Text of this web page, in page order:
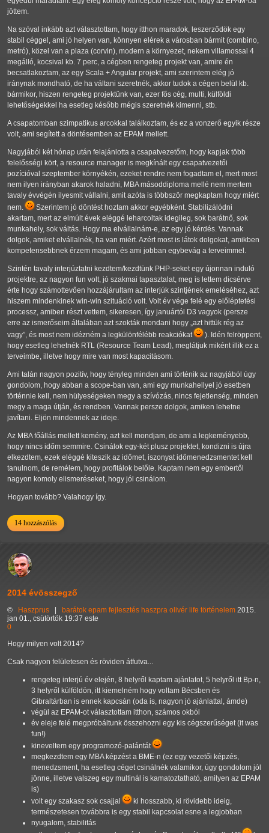
jöttem.
Na szóval inkább azt választottam, hogy itthon maradok, leszerződök egy
stabil céggel, ami jó helyen van, könnyen elérek a városban bármit (combino,
metró), közel van a plaza (corvin), modern a környezet, nekem villamossal 4
megálló, kocsival kb. 7 perc, a cégben rengeteg projekt van, amire én
becsatlakoztam, az egy Scala + Angular projekt, ami szerintem elég jó
iránynak mondható, de ha váltani szeretnék, akkor tudok a cégen belül kb.
bármikor, hiszen rengeteg projektünk van, ezer fős cég, multi, külföldi
lehetőségekkel ha esetleg később mégis szeretnék kimenni, stb.
A csapatomban szimpatikus arcokkal találkoztam, és ez a vonzerő egyik része
volt, ami segített a döntésemben az EPAM mellett.
Nagyjából két hónap után felajánlotta a csapatvezetőm, hogy kapjak több
felelősségi kört, a resource manager is megkínált egy csapatvezetői
pozícióval szeptember környékén, ezeket rendre nem fogadtam el, mert most
nem ilyen irányban akarok haladni, MBA másoddiploma mellé nem mertem
tavaly évvégén ilyesmit vállalni, amit azóta is többször megkaptam hogy miért
nem.
Szerintem jó döntést hoztam akkor egyébként. Stabilizálódni
akartam, mert az elmúlt évek eléggé leharcoltak idegileg, sok barátnő, sok
munkahely, sok váltás. Hogy ma elvállalnám-e, az egy jó kérdés. Vannak
dolgok, amiket elvállalnék, ha van miért. Azért most is látok dolgokat, amikben
kompetensebbnek érzem magam, és ami jobban egybevág a terveimmel.
Szintén tavaly interjúztatni kezdtem/kezdtünk PHP-seket egy újonnan induló
projektre, az nagyon fun volt, jó szakmai tapasztalat, meg is lettem dicsérve
érte hogy számottevően hozzájárultam az interjúk szintjének emeléséhez, azt
hiszem mindenkinek win-win szituáció volt. Volt év vége felé egy előléptetési
processz, amiben részt vettem, sikeresen, így januártól D3 vagyok (persze
erre az ismerőseim általában azt szokták mondani hogy azt hittük rég az
vagy , és most nem idézném a legkülönfélébb reakciókat
). Idén felröppent,
hogy esetleg lehetnék RTL (Resource Team Lead), meglátjuk miként illik ez a
terveimbe, illetve hogy mire van most kapacitásom.
Ami talán nagyon pozitív, hogy tényleg minden ami történik az nagyjából úgy
gondolom, hogy abban a scope-ban van, ami egy munkahellyel jó esetben
történnie kell, nem hülyeségeken megy a szívózás, nincs fejetlenség, minden
megy a maga útján, és rendben. Vannak persze dolgok, amiken lehetne
javítani. Eljön mindennek az ideje.
Az MBA főállás mellett kemény, azt kell mondjam, de ami a legkeményebb,
hogy nincs időm semmire. Csinálok egy-két plusz projektet, kondizni is újra
elkezdtem, ezek eléggé kiteszik az időmet, iszonyat időmenedzsmentet kell
tanulnom, de remélem, hogy profitálok belőle. Kaptam nem egy embertől
nagyon komoly elismeréseket, hogy jól csinálom.
Hogyan tovább? Valahogy így.
14 hozzászólás
2014 évösszegző
© Haszprus barátok epam fejlesztés haszpra olivér life történelem 2015.
jan 01., csütörtök 19:37 este
0
Hogy milyen volt 2014?
Csak nagyon felületesen és röviden átfutva...
rengeteg interjú év elején, 8 helyről kaptam ajánlatot, 5 helyről itt Bp-n,
3 helyről külföldön, itt kiemelném hogy voltam Bécsben és
Gibraltárban is ennek kapcsán (oda is, nagyon jó ajánlattal, ámde)
végül az EPAM-ot választottam itthon, számos okból
év eleje felé megpróbáltunk összehozni egy kis cégszerűséget (it was
fun!)
kineveltem egy programozó-palántát
megkezdtem egy MBA képzést a BME-n (ez egy vezetői képzés,
menedzsment, ha esetleg céget csinálnék valamikor, úgy gondolom jól
jönne, illetve valszeg egy multinál is kamatoztatható, amilyen az EPAM
is)
volt egy szakasz sok csajjal
ki hosszabb, ki rövidebb ideig,
természetesen továbbra is egy stabil kapcsolat esne a legjobban
nyugalom, stabilitás